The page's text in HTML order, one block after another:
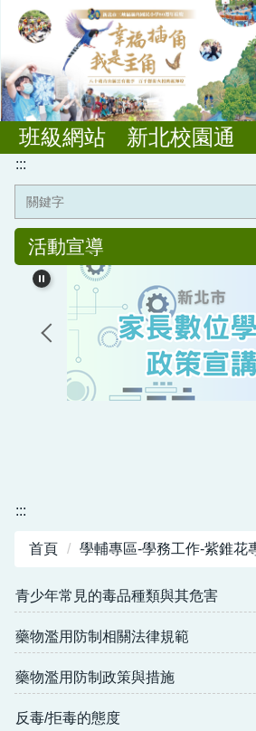
跳
到
要
內
容
區班級網站 新北校園通
:::
活動宣導
:::
首頁 學輔專區-學務工作-紫錐花
青少年常見的毒品種類與其危害
藥物濫用防制相關法律規範
藥物濫用防制政策與措施
反毒/拒毒的態度